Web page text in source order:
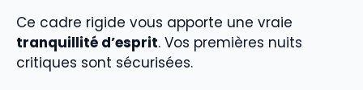
Ce cadre rigide vous apporte une vraie
tranquillité d’esprit. Vos premières nuits
critiques sont sécurisées.